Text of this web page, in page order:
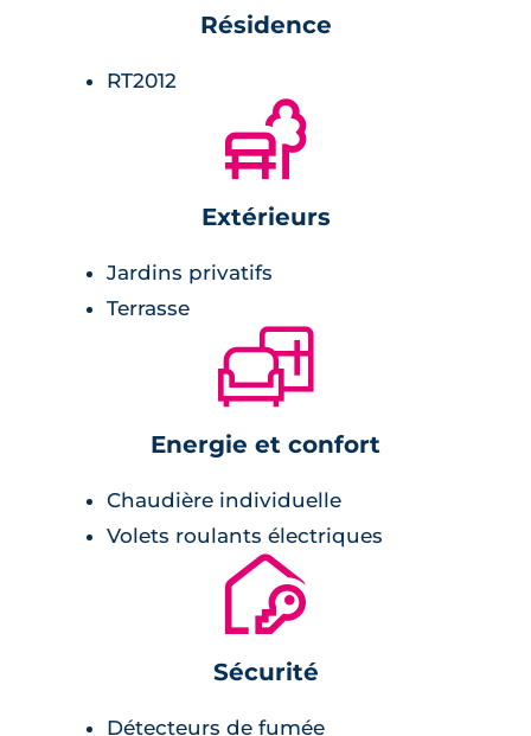
placards aménagés.
Résidence
RT2012
🌲
Extérieurs
Jardins privatifs
Terrasse
🛋
Energie et confort
Chaudière individuelle
Volets roulants électriques
🔐
Sécurité
Détecteurs de fumée